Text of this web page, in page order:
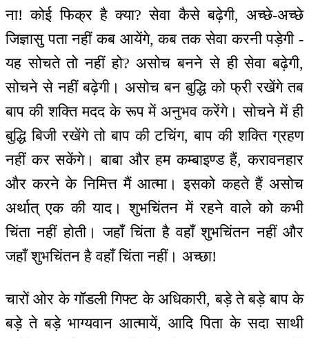
ना! कोई फिक्र है क्या? सेवा कैसे बढ़ेगी, अच्छे-अच्छे
जिज्ञासु पता नहीं कब आयेंगे, कब तक सेवा करनी पड़ेगी -
यह सोचते तो नहीं हो? असोच बनने से ही सेवा बढ़ेगी,
सोचने से नहीं बढ़ेगी। असोच बन बुद्धि को फ्री रखेंगे तब
बाप की शक्ति मदद के रूप में अनुभव करेंगे। सोचने में ही
बुद्धि बिजी रखेंगे तो बाप की टचिंग, बाप की शक्ति ग्रहण
नहीं कर सकेंगे। बाबा और हम कम्बाइण्ड हैं, करावनहार
और करने के निमित्त मैं आत्मा। इसको कहते हैं असोच
अर्थात् एक की याद। शुभचिंतन में रहने वाले को कभी
चिंता नहीं होती। जहाँ चिंता है वहाँ शुभचिंतन नहीं और
जहाँ शुभचिंतन है वहाँ चिंता नहीं। अच्छा!
चारों ओर के गॉडली गिफ्ट के अधिकारी, बड़े ते बड़े बाप के
बड़े ते बड़े भाग्यवान आत्मायें, आदि पिता के सदा साथी